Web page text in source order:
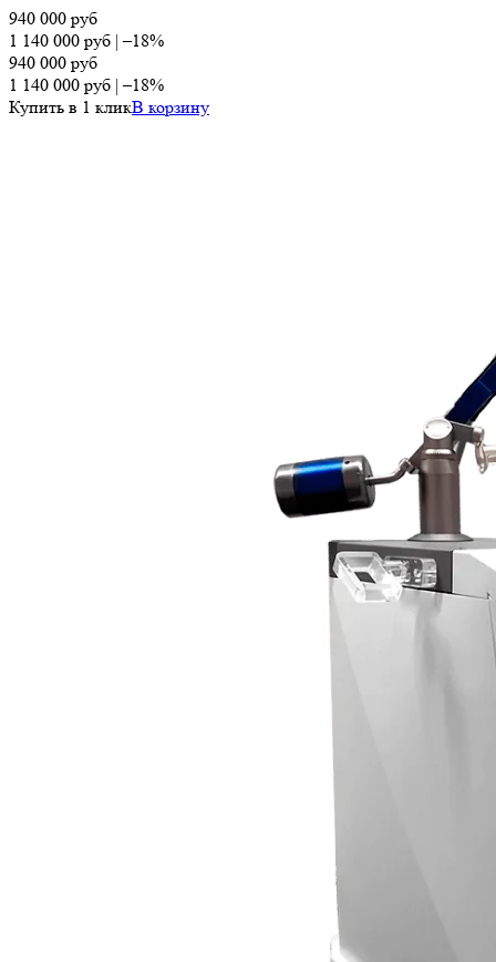
940 000 руб
1 140 000 руб |–18%
940 000 руб
1 140 000 руб |–18%
Купить в 1 кликВ корзину